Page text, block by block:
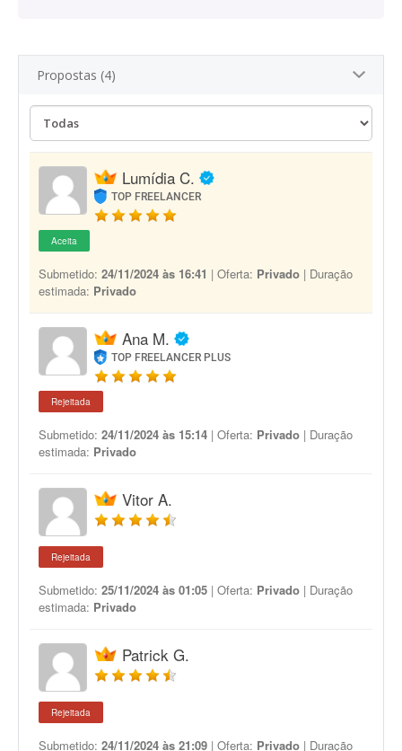
Propostas (4)
Lumídia C.
TOP FREELANCER
Aceita
Submetido: 24/11/2024 às 16:41 | Oferta: Privado | Duração
estimada: Privado
Ana M.
TOP FREELANCER PLUS
Rejeitada
Submetido: 24/11/2024 às 15:14 | Oferta: Privado | Duração
estimada: Privado
Vitor A.
Rejeitada
Submetido: 25/11/2024 às 01:05 | Oferta: Privado | Duração
estimada: Privado
Patrick G.
Rejeitada
Submetido: 24/11/2024 às 21:09 | Oferta: Privado | Duração